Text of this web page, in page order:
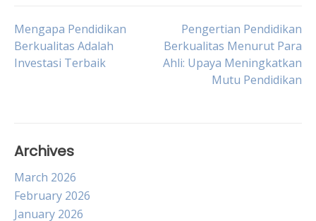
Post
navigation
Mengapa Pendidikan
Berkualitas Adalah
Investasi Terbaik
Pengertian Pendidikan
Berkualitas Menurut Para
Ahli: Upaya Meningkatkan
Mutu Pendidikan
Archives
March 2026
February 2026
January 2026